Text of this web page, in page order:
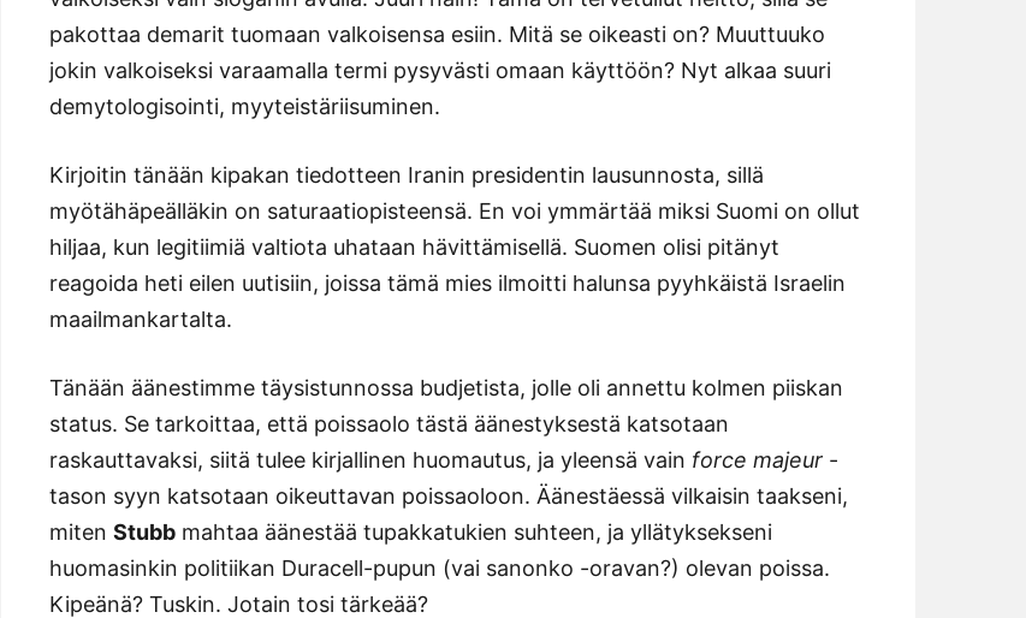
pakottaa demarit tuomaan valkoisensa esiin. Mitä se oikeasti on? Muuttuuko
jokin valkoiseksi varaamalla termi pysyvästi omaan käyttöön? Nyt alkaa suuri
demytologisointi, myyteistäriisuminen.
Kirjoitin tänään kipakan tiedotteen Iranin presidentin lausunnosta, sillä
myötähäpeälläkin on saturaatiopisteensä. En voi ymmärtää miksi Suomi on ollut
hiljaa, kun legitiimiä valtiota uhataan hävittämisellä. Suomen olisi pitänyt
reagoida heti eilen uutisiin, joissa tämä mies ilmoitti halunsa pyyhkäistä Israelin
maailmankartalta.
Tänään äänestimme täysistunnossa budjetista, jolle oli annettu kolmen piiskan
status. Se tarkoittaa, että poissaolo tästä äänestyksestä katsotaan
raskauttavaksi, siitä tulee kirjallinen huomautus, ja yleensä vain force majeur -
tason syyn katsotaan oikeuttavan poissaoloon. Äänestäessä vilkaisin taakseni,
miten Stubb mahtaa äänestää tupakkatukien suhteen, ja yllätyksekseni
huomasinkin politiikan Duracell-pupun (vai sanonko -oravan?) olevan poissa.
Kipeänä? Tuskin. Jotain tosi tärkeää?